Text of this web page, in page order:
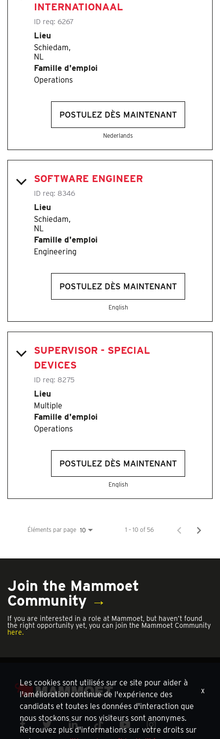
INTERNATIONAAL
ID req: 6267
Lieu
Schiedam,
Famille d'emploi
Operations
POSTULEZ DÈS MAINTENANT
Nederlands
SOFTWARE ENGINEER
ID req: 8346
Lieu
Schiedam,
Famille d'emploi
Engineering
POSTULEZ DÈS MAINTENANT
English
SUPERVISOR - SPECIAL
DEVICES
ID req: 8275
Lieu
Multiple
Famille d'emploi
Operations
POSTULEZ DÈS MAINTENANT
English
Éléments par page 10 1 – 10 of 56
Join the Mammoet
Community →
If you are interested in a role at Mammoet, but haven’t found
the right opportunity yet, you can join the Mammoet Community
here.
Les cookies sont utilisés sur ce site pour aider à
l'amélioration continue de l'expérience des
candidats et toutes les données d'interaction que
nous stockons sur nos visiteurs sont anonymes.
Retrouvez plus d'informations sur votre droits sur
x